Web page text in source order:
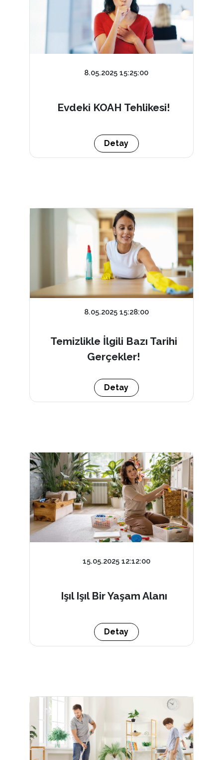
8.05.2025 15:25:00
Evdeki KOAH Tehlikesi!
Detay
8.05.2025 15:28:00
Temizlikle İlgili Bazı Tarihi
Gerçekler!
Detay
15.05.2025 12:12:00
Işıl Işıl Bir Yaşam Alanı
Detay